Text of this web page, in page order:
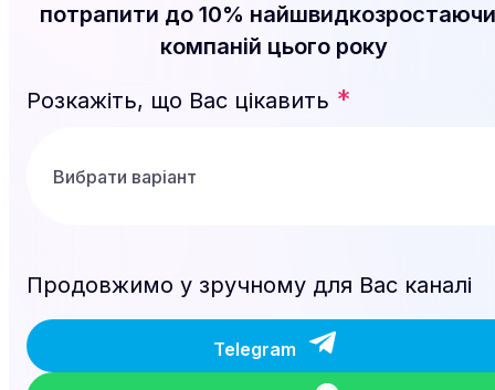
потрапити до 10%
компаній цього року
Розкажіть, що Вас цікавить *
Продовжимо у зручному для Вас каналі
Telegram